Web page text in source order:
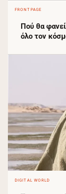
FRONTPAGE
Πού θα
όλο τον
DIGITAL WORLD